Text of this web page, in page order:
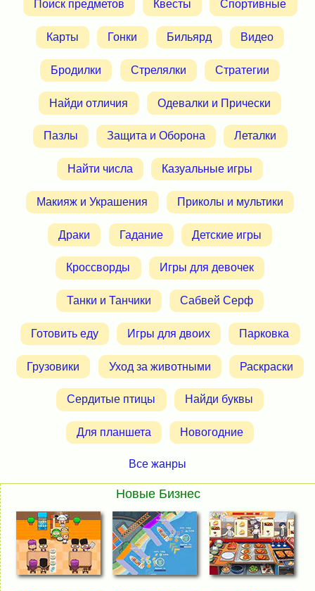
Поиск предметов Квесты Спортивные
Карты Гонки Бильярд Видео
Бродилки Стрелялки Стратегии
Найди отличия Одевалки и Прически
Пазлы Защита и Оборона Леталки
Найти числа Казуальные игры
Макияж и Украшения Приколы и мультики
Драки Гадание Детские игры
Кроссворды Игры для девочек
Танки и Танчики Сабвей Серф
Готовить еду Игры для двоих Парковка
Грузовики Уход за животными Раскраски
Сердитые птицы Найди буквы
Для планшета Новогодние
Все жанры
Новые Бизнес